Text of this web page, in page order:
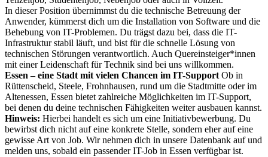
In dieser Position übernimmst du die technische Betreuung der
Anwender, kümmerst dich um die Installation von Software und die
Behebung von IT-Problemen. Du trägst dazu bei, dass die IT-
Infrastruktur stabil läuft, und bist für die schnelle Lösung von
technischen Störungen verantwortlich. Auch Quereinsteiger*innen
mit einer Leidenschaft für Technik sind bei uns willkommen.
Essen – eine Stadt mit vielen Chancen im IT-Support Ob in
Rüttenscheid, Steele, Frohnhausen, rund um die Stadtmitte oder im
Altenessen, Essen bietet zahlreiche Möglichkeiten im IT-Support,
bei denen du deine technischen Fähigkeiten weiter ausbauen kannst.
Hinweis: Hierbei handelt es sich um eine Initiativbewerbung. Du
bewirbst dich nicht auf eine konkrete Stelle, sondern eher auf eine
gewisse Art von Job. Wir nehmen dich in unsere Datenbank auf und
melden uns, sobald ein passender IT-Job in Essen verfügbar ist.